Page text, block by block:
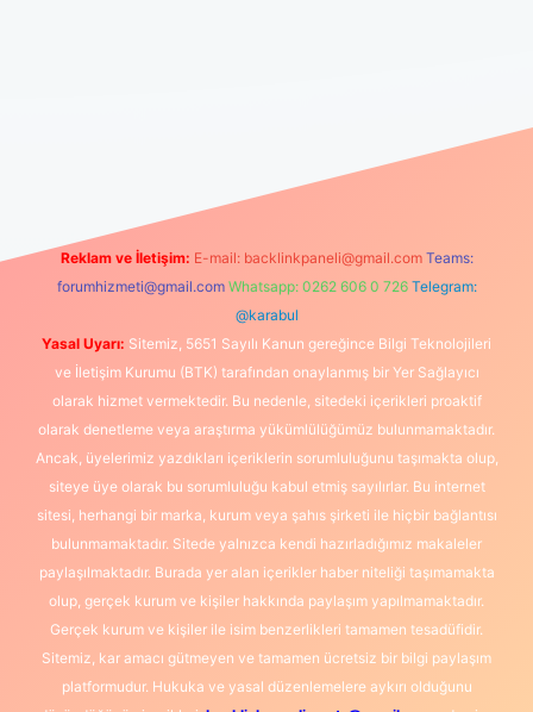
Reklam ve İletişim: E-mail: backlinkpaneli@gmail.com Teams:
forumhizmeti@gmail.com Whatsapp: 0262 606 0 726 Telegram:
@karabul
Yasal Uyarı: Sitemiz, 5651 Sayılı Kanun gereğince Bilgi Teknolojileri
ve İletişim Kurumu (BTK) tarafından onaylanmış bir Yer Sağlayıcı
olarak hizmet vermektedir. Bu nedenle, sitedeki içerikleri proaktif
olarak denetleme veya araştırma yükümlülüğümüz bulunmamaktadır.
Ancak, üyelerimiz yazdıkları içeriklerin sorumluluğunu taşımakta olup,
siteye üye olarak bu sorumluluğu kabul etmiş sayılırlar. Bu internet
sitesi, herhangi bir marka, kurum veya şahıs şirketi ile hiçbir bağlantısı
bulunmamaktadır. Sitede yalnızca kendi hazırladığımız makaleler
paylaşılmaktadır. Burada yer alan içerikler haber niteliği taşımamakta
olup, gerçek kurum ve kişiler hakkında paylaşım yapılmamaktadır.
Gerçek kurum ve kişiler ile isim benzerlikleri tamamen tesadüfidir.
Sitemiz, kar amacı gütmeyen ve tamamen ücretsiz bir bilgi paylaşım
platformudur. Hukuka ve yasal düzenlemelere aykırı olduğunu